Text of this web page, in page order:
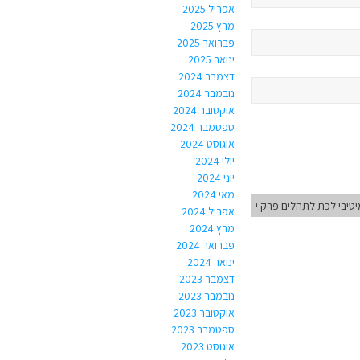
לכת לתהלים פרק י
אפריל 2025
מרץ 2025
פברואר 2025
ינואר 2025
דצמבר 2024
נובמבר 2024
אוקטובר 2024
ספטמבר 2024
אוגוסט 2024
יולי 2024
יוני 2024
מאי 2024
אפריל 2024
מרץ 2024
פברואר 2024
ינואר 2024
דצמבר 2023
נובמבר 2023
אוקטובר 2023
ספטמבר 2023
אוגוסט 2023